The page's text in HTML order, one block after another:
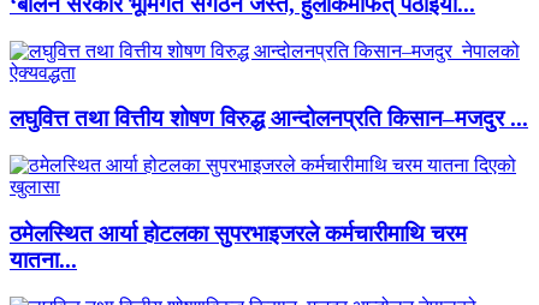
लघुवित्त तथा वित्तीय शोषण विरुद्ध आन्दोलनप्रति किसान–मजदुर ...
ठमेलस्थित आर्या होटलका सुपरभाइजरले कर्मचारीमाथि चरम
यातना...